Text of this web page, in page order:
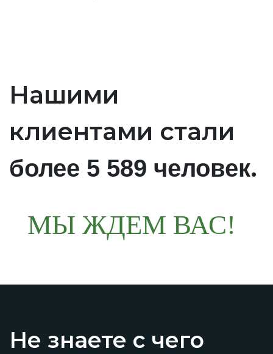
Нашими
клиентами стали
более 5 589 человек.
МЫ ЖДЕМ ВАС!
Не знаете с чего